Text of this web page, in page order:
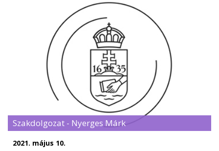
Szakdolgozat - Nyerges Márk
2021. május 10.